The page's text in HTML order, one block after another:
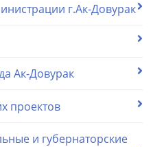
г.Ак-Довурак
Ак-Довурак
проектов
и губернаторские